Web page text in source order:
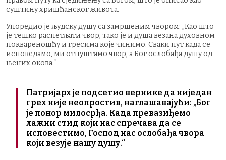
суштину хришћанског живота.
Упоредио је људску душу са замршеним чвором: „Као што
је тешко распетљати чвор, тако је и душа везана духовном
поквареношћу и гресима које чинимо. Сваки пут када се
исповедамо, ми отпуштамо чвор, а Бог ослобађа душу од
њених окова.“
Патријарх је подсетио вернике да ниједан
грех није неопростив, наглашавајући: „Бог
је понор милосрђа. Када превазиђемо
лажни стид који нас спречава да се
исповестимо, Господ нас ослобађа чвора
који везује нашу душу.“